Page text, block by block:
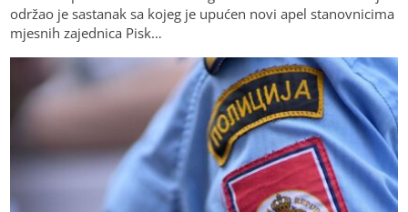
održao je sastanak sa kojeg je upućen novi apel stanovnicima
mjesnih zajednica Pisk…